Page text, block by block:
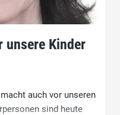
unsere Kinder
auch vor unseren
sind heute